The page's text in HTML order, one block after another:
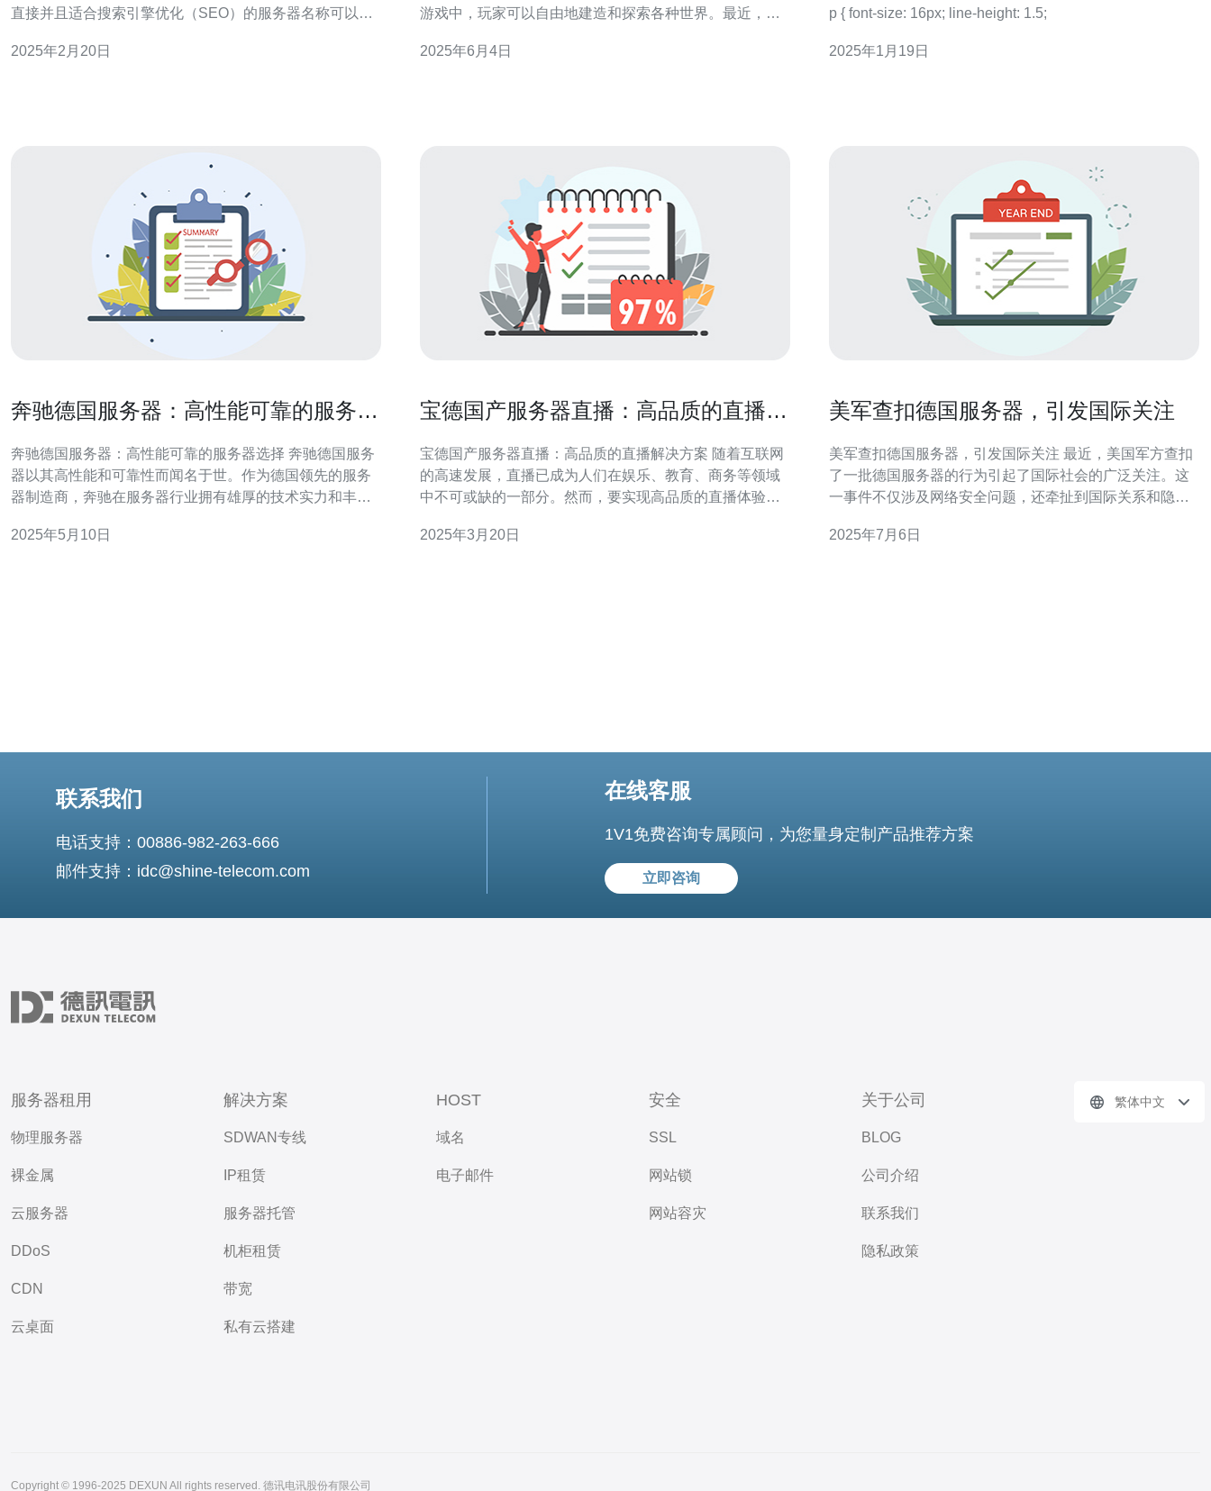
直接并且适合搜索引擎优化（SEO）的服务器名称可以帮
合SEO的德国服务器名称。 服务器名称是一个网站的身份
2025年2月20日
游戏中，玩家可以自由地建造和探索各种世界。最近，我
二战时期的德国。在这个新世界里，我经历了许多有趣的
2025年6月4日
p { font-size: 16px; line-height: 1.5;
2025年1月19日
奔驰德国服务器：高性能可靠的服务器
奔驰德国服务器：高性能可靠的服务器选择 奔驰德国服务
器以其高性能和可靠性而闻名于世。作为德国领先的服务
器制造商，奔驰在服务器行业拥有雄厚的技术实力和丰富
服务器采用先进的技术和高品质的硬件配置，保证了其在
2025年5月10日
宝德国产服务器直播：高品质的直播解
宝德国产服务器直播：高品质的直播解决方案 随着互联网
的高速发展，直播已成为人们在娱乐、教育、商务等领域
中不可或缺的一部分。然而，要实现高品质的直播体验，
产服务器正是为满足这一需求而设计的。 宝德国产服务器
2025年3月20日
美军查扣德国服务器，引发国际关注
美军查扣德国服务器，引发国际关注 最近，美国军方查扣
了一批德国服务器的行为引起了国际社会的广泛关注。这
一事件不仅涉及网络安全问题，还牵扯到国际关系和隐私
扣了位于德国的一批服务器，称其涉嫌参与了一起跨国网
2025年7月6日
联系我们
电话支持：00886-982-263-666
邮件支持：idc@shine-telecom.com
在线客服
1V1免费咨询专属顾问，为您量身定制产品推荐方案
立即咨询
服务器租用
物理服务器
裸金属
云服务器
DDoS
CDN
云桌面
解决方案
SDWAN专线
IP租赁
服务器托管
机柜租赁
带宽
私有云搭建
HOST
域名
电子邮件
安全
SSL
网站锁
网站容灾
关于公司
BLOG
公司介绍
联系我们
隐私政策
繁体中文
Copyright © 1996-2025 DEXUN All rights reserved. 德讯电讯股份有限公司